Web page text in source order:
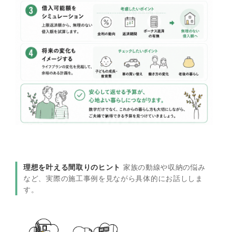
理想を叶える間取りのヒント 家族の動線や収納の悩み
など、実際の施工事例を見ながら具体的にお話ししま
す。